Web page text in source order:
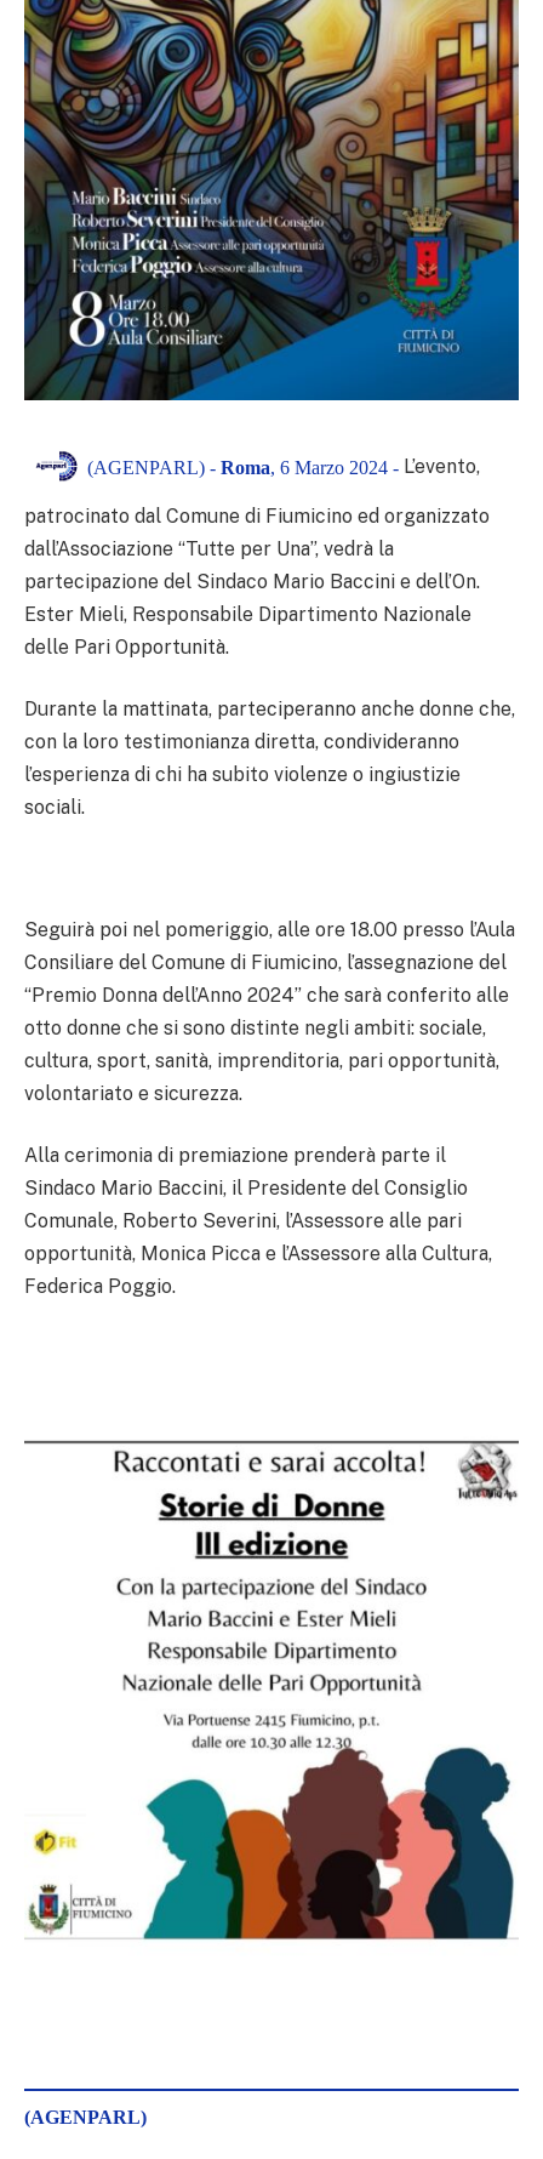
(AGENPARL) - Roma, 6 Marzo 2024 - L’evento,
patrocinato dal Comune di Fiumicino ed organizzato
dall’Associazione “Tutte per Una”, vedrà la
partecipazione del Sindaco Mario Baccini e dell’On.
Ester Mieli, Responsabile Dipartimento Nazionale
delle Pari Opportunità.
Durante la mattinata, parteciperanno anche donne che,
con la loro testimonianza diretta, condivideranno
l’esperienza di chi ha subito violenze o ingiustizie
sociali.
Seguirà poi nel pomeriggio, alle ore 18.00 presso l’Aula
Consiliare del Comune di Fiumicino, l’assegnazione del
“Premio Donna dell’Anno 2024” che sarà conferito alle
otto donne che si sono distinte negli ambiti: sociale,
cultura, sport, sanità, imprenditoria, pari opportunità,
volontariato e sicurezza.
Alla cerimonia di premiazione prenderà parte il
Sindaco Mario Baccini, il Presidente del Consiglio
Comunale, Roberto Severini, l’Assessore alle pari
opportunità, Monica Picca e l’Assessore alla Cultura,
Federica Poggio.
(AGENPARL)